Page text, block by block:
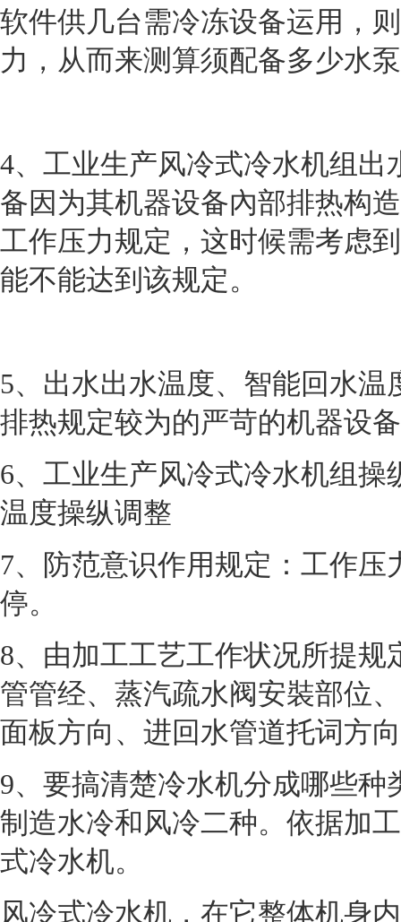
软件供几台需冷冻设备运用，
力，从而来测算须配备多少水
4、工业生产风冷式冷水机组
备因为其机器设备內部排热构
工作压力规定，这时候需考虑
能不能达到该规定。
5、出水出水温度、智能回水
排热规定较为的严苛的机器设
6、工业生产风冷式冷水机组
温度操纵调整
7、防范意识作用规定：工作
停。
8、由加工工艺工作状况所提
管管经、蒸汽疏水阀安裝部位
面板方向、进回水管道托词方
9、要搞清楚冷水机分成哪些
制造水冷和风冷二种。依据加
式冷水机。
风冷式冷水机，在它整体机身